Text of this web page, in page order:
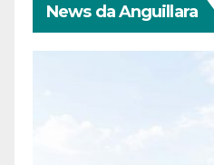
News da Anguillara